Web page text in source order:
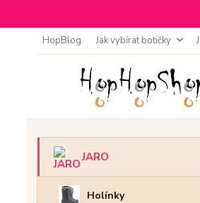
HopBlog Jak vybírat botičky
JARO
Holínky